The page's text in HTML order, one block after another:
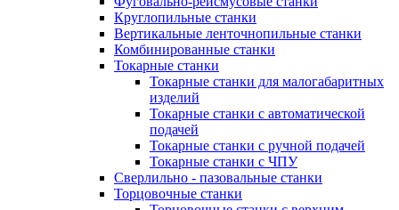
Круглопильные станки
Вертикальные ленточнопильные станки
Комбинированные станки
Токарные станки
Токарные станки для малогабаритных
изделий
Токарные станки с автоматической
подачей
Токарные станки с ручной подачей
Токарные станки с ЧПУ
Сверлильно - пазовальные станки
Торцовочные станки